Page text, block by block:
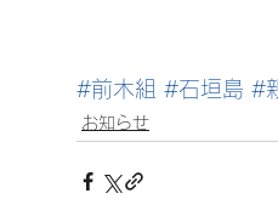
#前木組 #石垣島 #
お知らせ